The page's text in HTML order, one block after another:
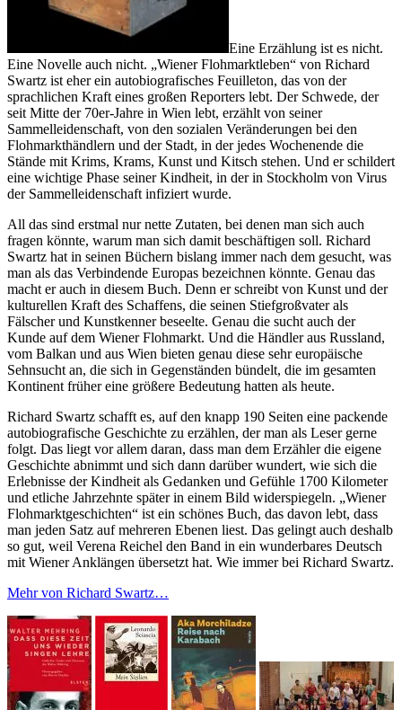
Eine Erzählung ist es nicht.
Eine Novelle auch nicht. „Wiener Flohmarktleben“ von Richard
Swartz ist eher ein autobiografisches Feuilleton, das von der
sprachlichen Kraft eines großen Reporters lebt. Der Schwede, der
seit Mitte der 70er-Jahre in Wien lebt, erzählt von seiner
Sammelleidenschaft, von den sozialen Veränderungen bei den
Flohmarkthändlern und der Stadt, in der jedes Wochenende die
Stände mit Krims, Krams, Kunst und Kitsch stehen. Und er schildert
eine wichtige Phase seiner Kindheit, in der in Stockholm von Virus
der Sammelleidenschaft infiziert wurde.
All das sind erstmal nur nette Zutaten, bei denen man sich auch
fragen könnte, warum man sich damit beschäftigen soll. Richard
Swartz hat in seinen Büchern bislang immer nach dem gesucht, was
man als das Verbindende Europas bezeichnen könnte. Genau das
macht er auch in diesem Buch. Denn er schreibt von Kunst und der
kulturellen Kraft des Schaffens, die seinen Stiefgroßvater als
Fälscher und Kunstkenner beseelte. Genau die sucht auch der
Kunde auf dem Wiener Flohmarkt. Und die Händler aus Russland,
vom Balkan und aus Wien bieten genau diese sehr europäische
Sehnsucht an, die sich in Gegenständen bündelt, die im gesamten
Kontinent früher eine größere Bedeutung hatten als heute.
Richard Swartz schafft es, auf den knapp 190 Seiten eine packende
autobiografische Geschichte zu erzählen, der man als Leser gerne
folgt. Das liegt vor allem daran, dass man dem Erzähler die eigene
Geschichte abnimmt und sich dann darüber wundert, wie sich die
Erlebnisse der Kindheit als Gedanken und Gefühle 1700 Kilometer
und etliche Jahrzehnte später in einem Bild widerspiegeln. „Wiener
Flohmarktgeschichten“ ist ein schönes Buch, das davon lebt, dass
man jeden Satz auf mehreren Ebenen liest. Das gelingt auch deshalb
so gut, weil Verena Reichel den Band in ein wunderbares Deutsch
mit Wiener Anklängen übersetzt hat. Wie immer bei Richard Swartz.
Mehr von Richard Swartz…